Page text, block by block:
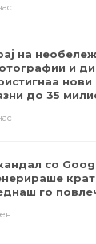
на
и
нови
до 35
со
го